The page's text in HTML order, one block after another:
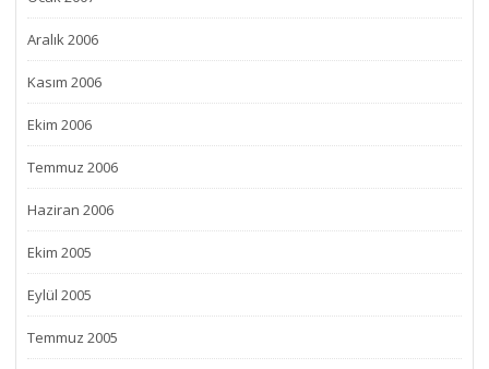
Aralık 2006
Kasım 2006
Ekim 2006
Temmuz 2006
Haziran 2006
Ekim 2005
Eylül 2005
Temmuz 2005